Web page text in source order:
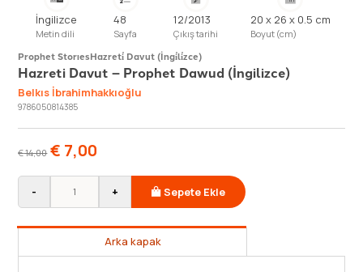
İngilizce
Metin dili
48
Sayfa
12/2013
Çıkış tarihi
20 x 26 x 0.5 cm
Boyut (cm)
Prophet StorıesHazreti̇ Davut (İngi̇li̇zce)
Hazreti Davut – Prophet Dawud (İngilizce)
Belkıs İbrahimhakkıoğlu
9786050814385
€14,00 € 7,00
- + Sepete Ekle
Arka kapak